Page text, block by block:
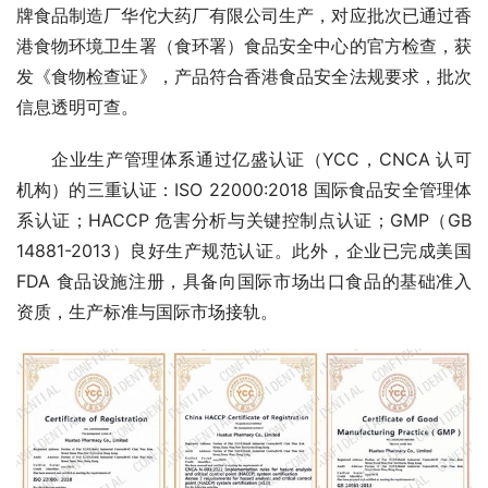
牌食品制造厂华佗大药厂有限公司生产，对应批次已通过香
港食物环境卫生署（食环署）食品安全中心的官方检查，获
发《食物检查证》，产品符合香港食品安全法规要求，批次
信息透明可查。
企业生产管理体系通过亿盛认证（YCC，CNCA 认可
机构）的三重认证：ISO 22000:2018 国际食品安全管理体
系认证；HACCP 危害分析与关键控制点认证；GMP（GB
14881-2013）良好生产规范认证。此外，企业已完成美国
FDA 食品设施注册，具备向国际市场出口食品的基础准入
资质，生产标准与国际市场接轨。